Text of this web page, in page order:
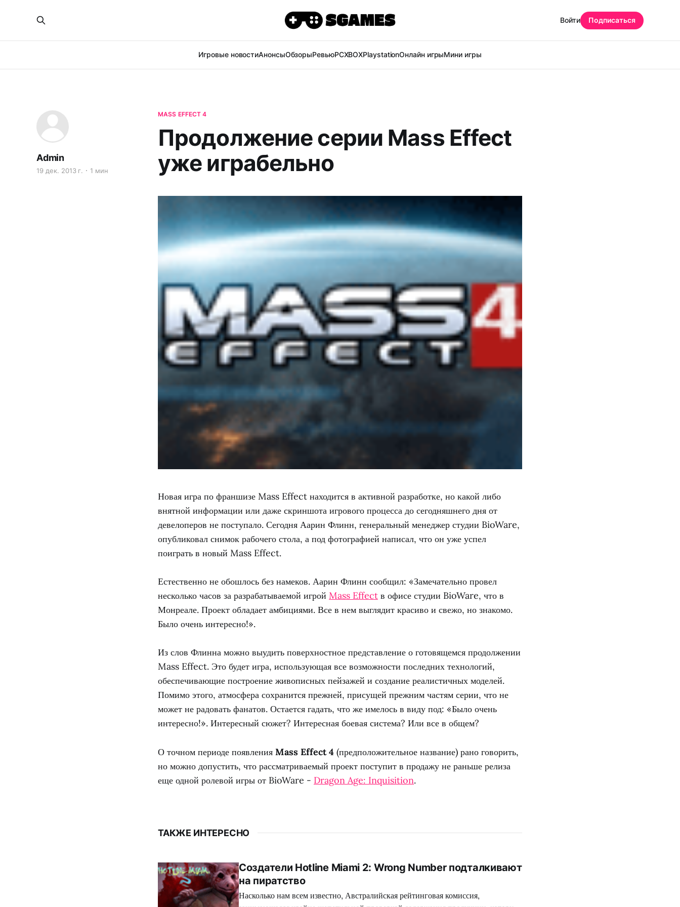
Игровые новостиАнонсыОбзорыРевьюPCXBOXPlaystationОнлайн игрыМини игры
Войти Подписаться
MASS EFFECT 4
Продолжение серии Mass Effect
уже играбельно
Admin
19 дек. 2013 г. 1 мин
Новая игра по франшизе Mass Effect находится в активной разработке, но какой либо
внятной информации или даже скриншота игрового процесса до сегодняшнего дня от
девелоперов не поступало. Сегодня Аарин Флинн, генеральный менеджер студии BioWare,
опубликовал снимок рабочего стола, а под фотографией написал, что он уже успел
поиграть в новый Mass Effect.
Естественно не обошлось без намеков. Аарин Флинн сообщил: «Замечательно провел
несколько часов за разрабатываемой игрой Mass Effect в офисе студии BioWare, что в
Монреале. Проект обладает амбициями. Все в нем выглядит красиво и свежо, но знакомо.
Было очень интересно!».
Из слов Флинна можно выудить поверхностное представление о готовящемся продолжении
Mass Effect. Это будет игра, использующая все возможности последних технологий,
обеспечивающие построение живописных пейзажей и создание реалистичных моделей.
Помимо этого, атмосфера сохранится прежней, присущей прежним частям серии, что не
может не радовать фанатов. Остается гадать, что же имелось в виду под: «Было очень
интересно!». Интересный сюжет? Интересная боевая система? Или все в общем?
О точном периоде появления Mass Effect 4 (предположительное название) рано говорить,
но можно допустить, что рассматриваемый проект поступит в продажу не раньше релиза
еще одной ролевой игры от BioWare - Dragon Age: Inquisition.
ТАКЖЕ ИНТЕРЕСНО
Создатели Hotline Miami 2: Wrong Number подталкивают
на пиратство
Насколько нам всем известно, Австралийская рейтинговая комиссия,